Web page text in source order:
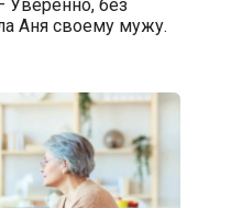
Уверенно, без
Аня своему мужу.